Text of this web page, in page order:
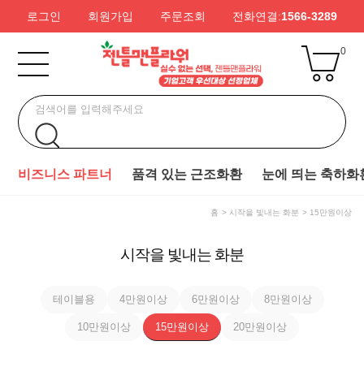
로그인 회원가입 주문조회 전화연결:1566-3289
0
비즈니스 파트너 품격 있는 근조화환 눈에 띄는 축하화
홈 시작을 빛내는 화분 15만원이상
시작을 빛내는 화분
테이블용 4만원이상 6만원이상 8만원이상
10만원이상 15만원이상 20만원이상